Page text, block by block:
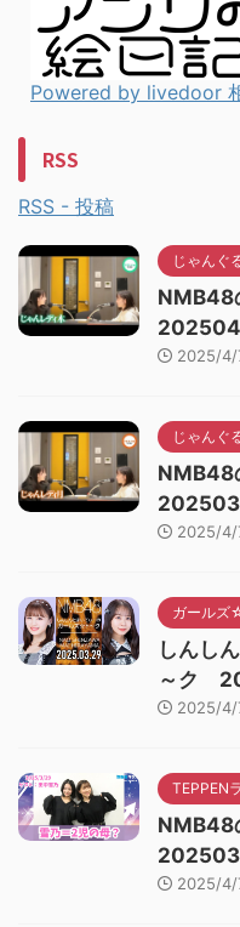
Powered by livedoor
RSS
RSS - 投稿
じゃんぐ
NMB48
2025/4/
じゃんぐ
NMB48
2025/4/
ガールズ
しんし
～ク
2025/4/
TEPPEN
NMB48
2025/4/